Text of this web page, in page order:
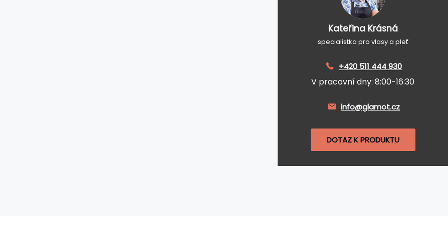
Kateřina Krásná
specialistka pro vlasy a pleť
+420 511 444 930
V pracovní dny: 8:00-16:30
info@glamot.cz
DOTAZ K PRODUKTU